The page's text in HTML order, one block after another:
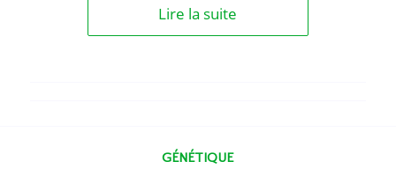
Lire la suite
GÉNÉTIQUE